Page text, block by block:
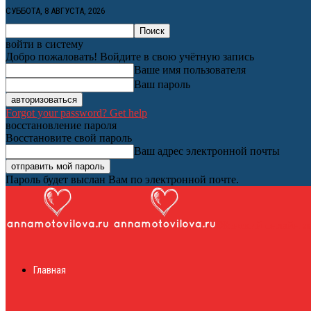
СУББОТА, 8 АВГУСТА, 2026
войти в систему
Добро пожаловать! Войдите в свою учётную запись
Ваше имя пользователя
Ваш пароль
Forgot your password? Get help
восстановление пароля
Восстановите свой пароль
Ваш адрес электронной почты
Пароль будет выслан Вам по электронной почте.
Главная